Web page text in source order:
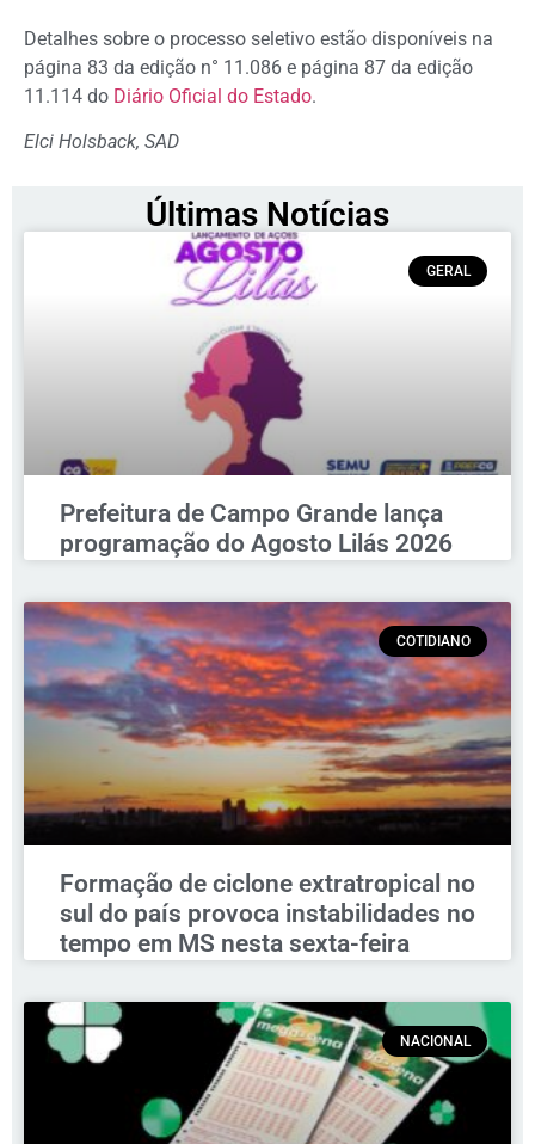
Detalhes sobre o processo seletivo estão disponíveis na
página 83 da edição n° 11.086 e página 87 da edição
11.114 do Diário Oficial do Estado.
Elci Holsback, SAD
Últimas Notícias
GERAL
Prefeitura de Campo Grande lança
programação do Agosto Lilás 2026
COTIDIANO
Formação de ciclone extratropical no
sul do país provoca instabilidades no
tempo em MS nesta sexta-feira
NACIONAL